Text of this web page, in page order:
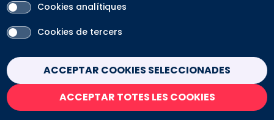
Cookies analítiques
Cookies de tercers
ACCEPTAR COOKIES SELECCIONADES
ACCEPTAR TOTES LES COOKIES
Withdraw consent
SOBRE: PLANS DE CURES
INSCRIPCIÓ OBERTA